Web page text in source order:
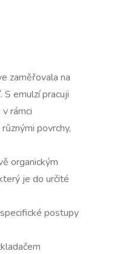
zaměřovala na
emulzí pracuji
rámci
povrchy,
organickým
je do určité
postupy